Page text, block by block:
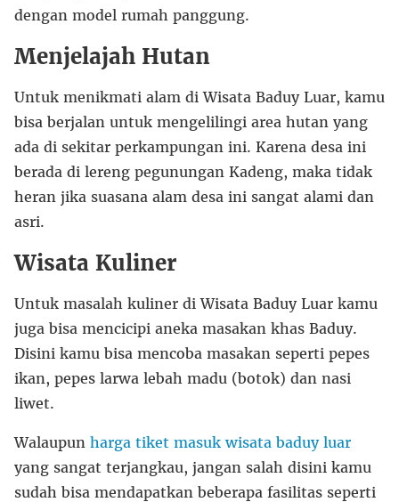
dengan model rumah panggung.
Menjelajah Hutan
Untuk menikmati alam di Wisata Baduy Luar, kamu
bisa berjalan untuk mengelilingi area hutan yang
ada di sekitar perkampungan ini. Karena desa ini
berada di lereng pegunungan Kadeng, maka tidak
heran jika suasana alam desa ini sangat alami dan
asri.
Wisata Kuliner
Untuk masalah kuliner di Wisata Baduy Luar kamu
juga bisa mencicipi aneka masakan khas Baduy.
Disini kamu bisa mencoba masakan seperti pepes
ikan, pepes larwa lebah madu (botok) dan nasi
liwet.
Walaupun harga tiket masuk wisata baduy luar
yang sangat terjangkau, jangan salah disini kamu
sudah bisa mendapatkan beberapa fasilitas seperti